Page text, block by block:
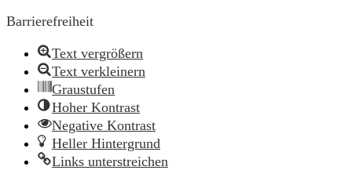
Barrierefreiheit
Text vergrößern
Text verkleinern
Graustufen
Hoher Kontrast
Negative Kontrast
Heller Hintergrund
Links unterstreichen